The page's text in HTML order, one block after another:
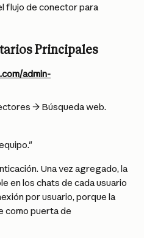
flujo de conector para
Principales
admin-
→ Búsqueda web.
Una vez agregado, la
en los chats de cada usuario
por usuario, porque la
como puerta de